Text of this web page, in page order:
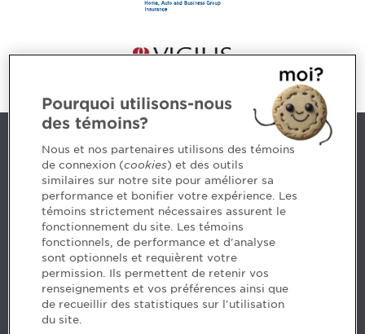
Contact us
5, Place Ville Marie, bureau 800, Montréal (Québec)
H3B 2G2
www.cpaquebec.ca
Questions? Ask our team >
Want to make the Order a part of your career? See
our job offers >
Pourquoi utilisons-nous
des témoins?
Nous et nos partenaires utilisons des témoins
de connexion (cookies) et des outils
similaires sur notre site pour améliorer sa
performance et bonifier votre expérience. Les
témoins strictement nécessaires assurent le
fonctionnement du site. Les témoins
fonctionnels, de performance et d'analyse
sont optionnels et requièrent votre
permission. Ils permettent de retenir vos
renseignements et vos préférences ainsi que
de recueillir des statistiques sur l'utilisation
du site.